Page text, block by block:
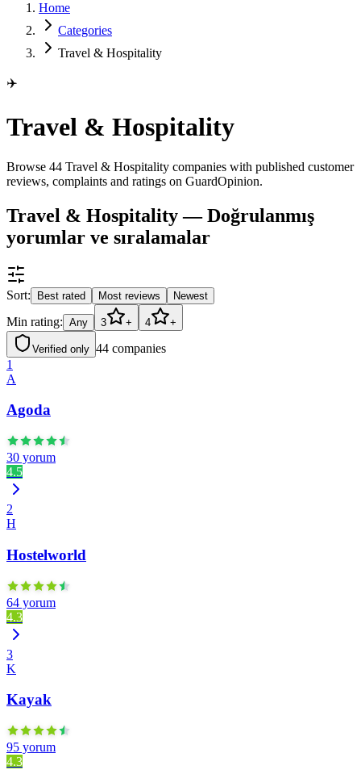
Home
Categories
Travel & Hospitality
✈️
Travel & Hospitality
Browse 44 Travel & Hospitality companies with published customer
reviews, complaints and ratings on GuardOpinion.
Travel & Hospitality — Doğrulanmış
yorumlar ve sıralamalar
Sort: Best rated Most reviews Newest
Min rating: Any 3 + 4 +
Verified only 44 companies
1
A
Agoda
30 yorum
4.5
2
H
Hostelworld
64 yorum
4.3
3
K
Kayak
95 yorum
4.3